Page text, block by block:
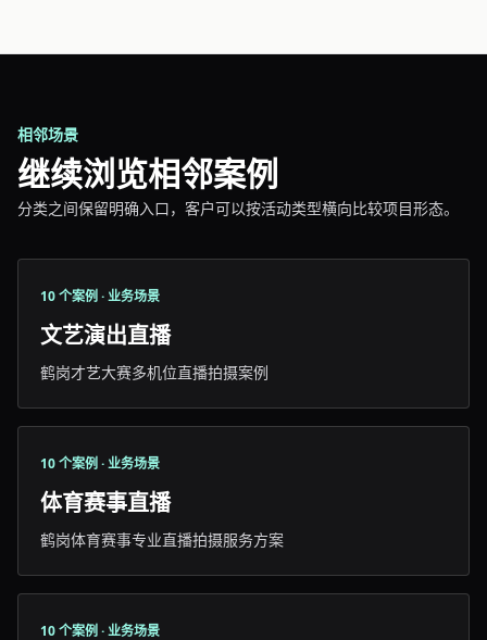
相邻场景
继续浏览相邻案例
分类之间保留明确入口，客户可以按活动类型横向比较项目形态。
10 个案例 · 业务场景
文艺演出直播
鹤岗才艺大赛多机位直播拍摄案例
10 个案例 · 业务场景
体育赛事直播
鹤岗体育赛事专业直播拍摄服务方案
10 个案例 · 业务场景